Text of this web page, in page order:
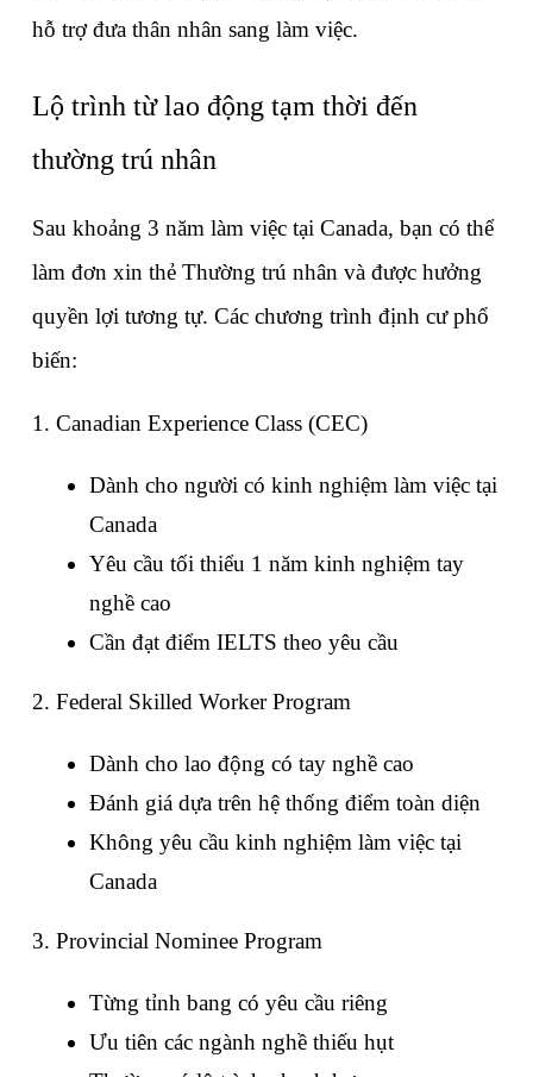
hỗ trợ đưa thân nhân sang làm việc.
Lộ trình từ lao động tạm thời đến
thường trú nhân
Sau khoảng 3 năm làm việc tại Canada, bạn có thể
làm đơn xin thẻ Thường trú nhân và được hưởng
quyền lợi tương tự. Các chương trình định cư phổ
biến:
1. Canadian Experience Class (CEC)
Dành cho người có kinh nghiệm làm việc tại
Canada
Yêu cầu tối thiểu 1 năm kinh nghiệm tay
nghề cao
Cần đạt điểm IELTS theo yêu cầu
2. Federal Skilled Worker Program
Dành cho lao động có tay nghề cao
Đánh giá dựa trên hệ thống điểm toàn diện
Không yêu cầu kinh nghiệm làm việc tại
Canada
3. Provincial Nominee Program
Từng tỉnh bang có yêu cầu riêng
Ưu tiên các ngành nghề thiếu hụt